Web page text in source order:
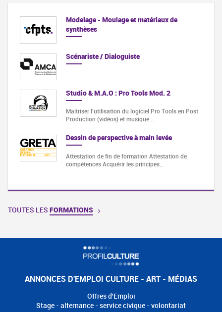
Modelage - Moulage et matériaux de
synthèses
Scénariste / Dialoguiste
Studio & M.A.O : Pro Tools Mod. 2
Maitriser l'utilisation du logiciel Pro Tools en Post
Production (vidéos) et musique.…
Dessin de perspective à main levée
Attestation de fin de formation Attestation de
compétences Acquérir les principes…
TOUTES LES FORMATIONS
ANNONCES D'EMPLOI CULTURE - ART - MÉDIAS
Offres d'Emploi
Stage - alternance - service civique - volontariat